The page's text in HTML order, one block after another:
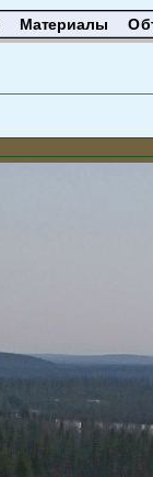
Материалы